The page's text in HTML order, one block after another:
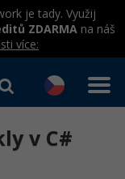
je tady. Využij
ZDARMAna náš
více:
v C#